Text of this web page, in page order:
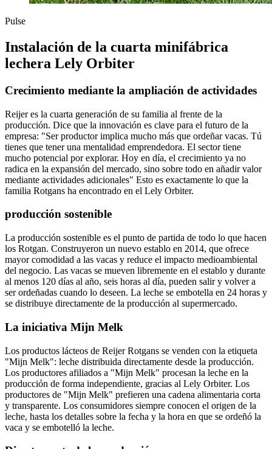
Pulse
Instalación de la cuarta minifábrica
lechera Lely Orbiter
Crecimiento mediante la ampliación de actividades
Reijer es la cuarta generación de su familia al frente de la
producción. Dice que la innovación es clave para el futuro de la
empresa: "Ser productor implica mucho más que ordeñar vacas. Tú
tienes que tener una mentalidad emprendedora. El sector tiene
mucho potencial por explorar. Hoy en día, el crecimiento ya no
radica en la expansión del mercado, sino sobre todo en añadir valor
mediante actividades adicionales" Esto es exactamente lo que la
familia Rotgans ha encontrado en el Lely Orbiter.
producción sostenible
La producción sostenible es el punto de partida de todo lo que hacen
los Rotgan. Construyeron un nuevo establo en 2014, que ofrece
mayor comodidad a las vacas y reduce el impacto medioambiental
del negocio. Las vacas se mueven libremente en el establo y durante
al menos 120 días al año, seis horas al día, pueden salir y volver a
ser ordeñadas cuando lo deseen. La leche se embotella en 24 horas y
se distribuye directamente de la producción al supermercado.
La iniciativa Mijn Melk
Los productos lácteos de Reijer Rotgans se venden con la etiqueta
"Mijn Melk": leche distribuida directamente desde la producción.
Los productores afiliados a "Mijn Melk" procesan la leche en la
producción de forma independiente, gracias al Lely Orbiter. Los
productores de "Mijn Melk" prefieren una cadena alimentaria corta
y transparente. Los consumidores siempre conocen el origen de la
leche, hasta los detalles sobre la fecha y la hora en que se ordeñó la
vaca y se embotelló la leche.